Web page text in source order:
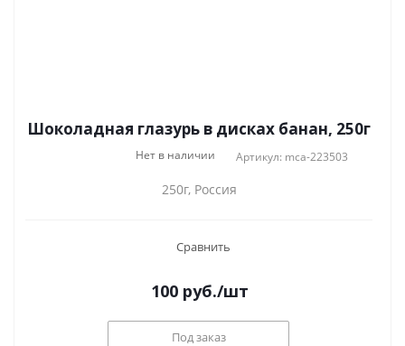
Шоколадная глазурь в дисках банан, 250г
Нет в наличии Артикул: mca-223503
250г, Россия
Сравнить
100руб./шт
Под заказ